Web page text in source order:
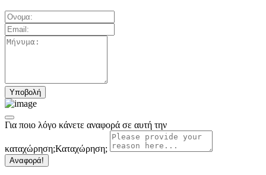
Για ποιο λόγο κάνετε αναφορά σε αυτή την
καταχώρηση;Καταχώρηση;
Αναφορά!